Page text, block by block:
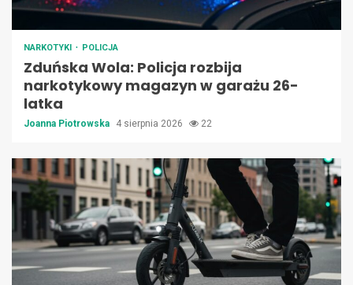
NARKOTYKI POLICJA
Zduńska Wola: Policja rozbija
narkotykowy magazyn w garażu 26-
latka
Joanna Piotrowska 4 sierpnia 2026 22